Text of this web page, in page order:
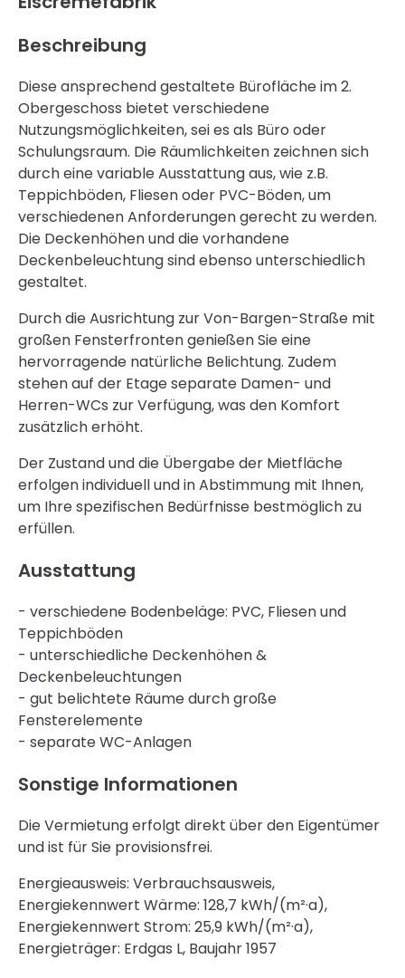
Beschreibung
Diese ansprechend gestaltete Bürofläche im 2.
Obergeschoss bietet verschiedene
Nutzungsmöglichkeiten, sei es als Büro oder
Schulungsraum. Die Räumlichkeiten zeichnen sich
durch eine variable Ausstattung aus, wie z.B.
Teppichböden, Fliesen oder PVC-Böden, um
verschiedenen Anforderungen gerecht zu werden.
Die Deckenhöhen und die vorhandene
Deckenbeleuchtung sind ebenso unterschiedlich
gestaltet.
Durch die Ausrichtung zur Von-Bargen-Straße mit
großen Fensterfronten genießen Sie eine
hervorragende natürliche Belichtung. Zudem
stehen auf der Etage separate Damen- und
Herren-WCs zur Verfügung, was den Komfort
zusätzlich erhöht.
Der Zustand und die Übergabe der Mietfläche
erfolgen individuell und in Abstimmung mit Ihnen,
um Ihre spezifischen Bedürfnisse bestmöglich zu
erfüllen.
Ausstattung
- verschiedene Bodenbeläge: PVC, Fliesen und
Teppichböden
- unterschiedliche Deckenhöhen &
Deckenbeleuchtungen
- gut belichtete Räume durch große
Fensterelemente
- separate WC-Anlagen
Sonstige Informationen
Die Vermietung erfolgt direkt über den Eigentümer
und ist für Sie provisionsfrei.
Energieausweis: Verbrauchsausweis,
Energiekennwert Wärme: 128,7 kWh/(m²·a),
Energiekennwert Strom: 25,9 kWh/(m²·a),
Energieträger: Erdgas L, Baujahr 1957